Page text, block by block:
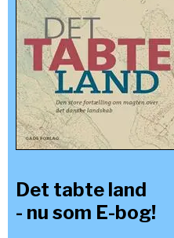
Det tabte land
- nu som E-bog!